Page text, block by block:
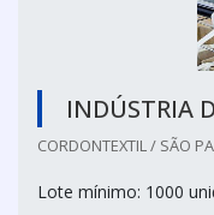
INDÚSTRIA
CORDONTEXTIL / SÃO
Lote mínimo: 1000